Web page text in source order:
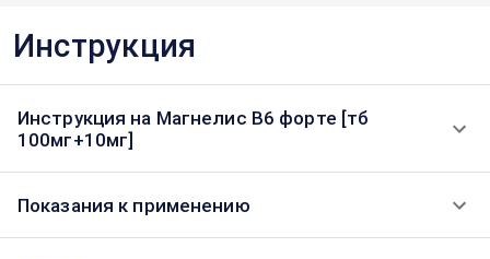
Инструкция
Инструкция на Магнелис В6 форте [тб
100мг+10мг]
Показания к применению